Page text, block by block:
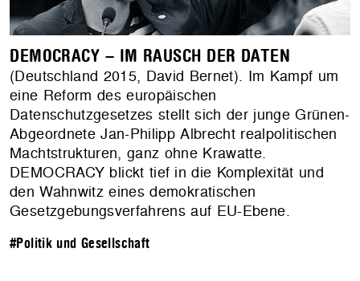
DEMOCRACY – IM RAUSCH DER DATEN
(Deutschland 2015, David Bernet). Im Kampf um
eine Reform des europäischen
Datenschutzgesetzes stellt sich der junge Grünen-
Abgeordnete Jan-Philipp Albrecht realpolitischen
Machtstrukturen, ganz ohne Krawatte.
DEMOCRACY blickt tief in die Komplexität und
den Wahnwitz eines demokratischen
Gesetzgebungsverfahrens auf EU-Ebene.
#Politik und Gesellschaft